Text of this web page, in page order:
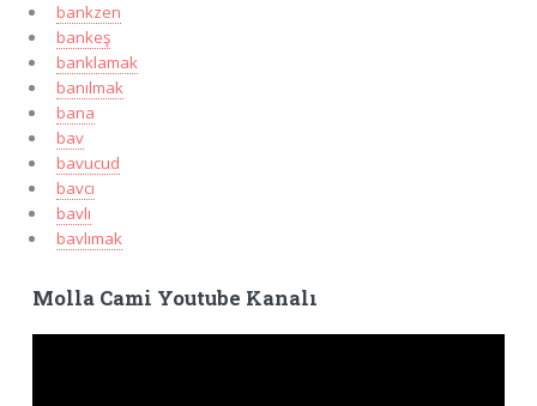
bankzen
bankeş
banklamak
banılmak
bana
bav
bavucud
bavcı
bavlı
bavlımak
Molla Cami Youtube Kanalı